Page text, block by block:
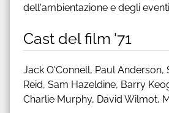
dell'ambientazione e degli
Cast del film '71
Jack O'Connell, Paul Anderson,
Reid, Sam Hazeldine, Barry
Charlie Murphy, David Wilmot,